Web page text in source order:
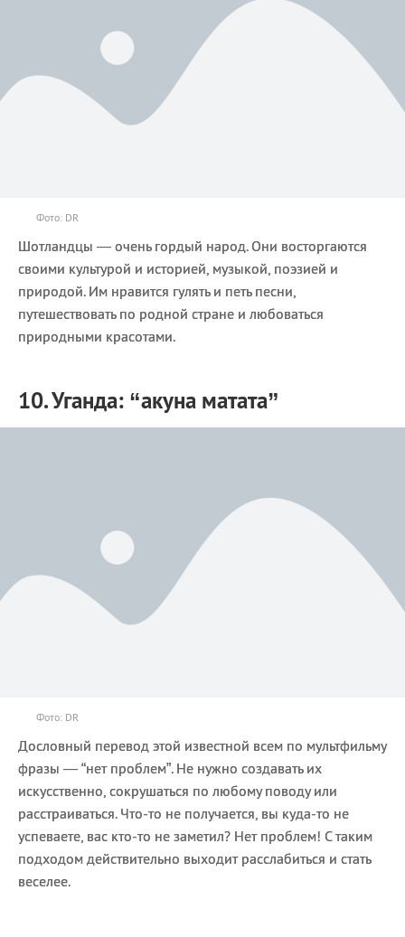
Фото: DR
Шотландцы — очень гордый народ. Они восторгаются
своими культурой и историей, музыкой, поэзией и
природой. Им нравится гулять и петь песни,
путешествовать по родной стране и любоваться
природными красотами.
10. Уганда: “акуна матата”
Фото: DR
Дословный перевод этой известной всем по мультфильму
фразы — “нет проблем”. Не нужно создавать их
искусственно, сокрушаться по любому поводу или
расстраиваться. Что-то не получается, вы куда-то не
успеваете, вас кто-то не заметил? Нет проблем! С таким
подходом действительно выходит расслабиться и стать
веселее.